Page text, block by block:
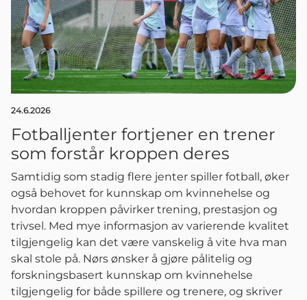
24.6.2026
Fotballjenter fortjener en trener
som forstår kroppen deres
Samtidig som stadig flere jenter spiller fotball, øker
også behovet for kunnskap om kvinnehelse og
hvordan kroppen påvirker trening, prestasjon og
trivsel. Med mye informasjon av varierende kvalitet
tilgjengelig kan det være vanskelig å vite hva man
skal stole på. Nørs ønsker å gjøre pålitelig og
forskningsbasert kunnskap om kvinnehelse
tilgjengelig for både spillere og trenere, og skriver